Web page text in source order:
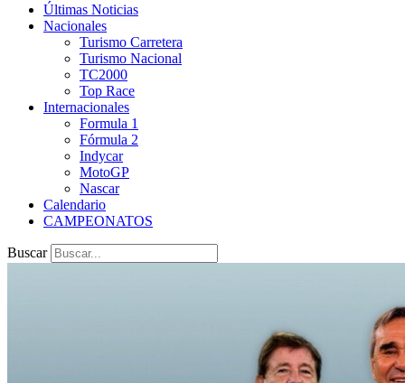
Últimas Noticias
Nacionales
Turismo Carretera
Turismo Nacional
TC2000
Top Race
Internacionales
Formula 1
Fórmula 2
Indycar
MotoGP
Nascar
Calendario
CAMPEONATOS
Buscar